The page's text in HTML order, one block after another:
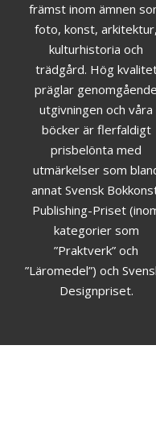
främst inom ämnen
foto, konst, arkitektur,
kulturhistoria och
trädgård. Hög
präglar genomgående
utgivningen och våra
böcker är flerfaldigt
prisbelönta med
utmärkelser som
annat Svensk
Publishing-Priset
kategorier som
”Praktverk” och
”Läromedel”) och
Designpriset.